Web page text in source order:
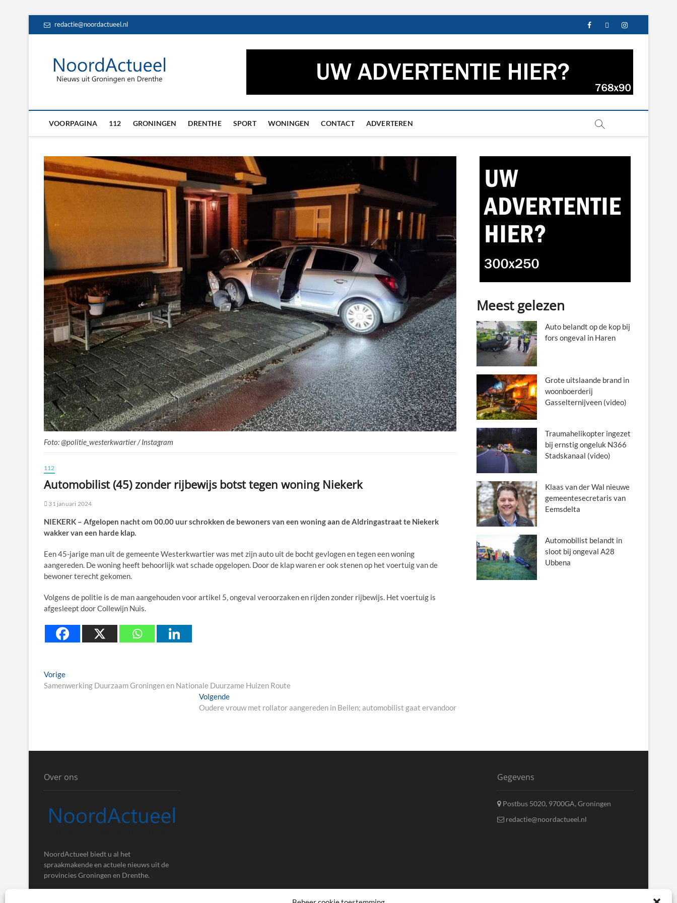
redactie@noordactueel.nl facebooktwitterinstagram
NoordActueel – Het laatste nieuws uit Groningen en
VOORPAGINA 112 GRONINGEN DRENTHE SPORT WONINGEN CONTACT ADVERTEREN
Foto: @politie_westerkwartier / Instagram
112
Automobilist (45) zonder rijbewijs botst tegen woning Niekerk
31 januari 2024
NIEKERK – Afgelopen nacht om 00.00 uur schrokken de bewoners van een woning aan de Aldringastraat te Niekerk
wakker van een harde klap.
Een 45-jarige man uit de gemeente Westerkwartier was met zijn auto uit de bocht gevlogen en tegen een woning
aangereden. De woning heeft behoorlijk wat schade opgelopen. Door de klap waren er ook stenen op het voertuig van de
bewoner terecht gekomen.
Volgens de politie is de man aangehouden voor artikel 5, ongeval veroorzaken en rijden zonder rijbewijs. Het voertuig is
afgesleept door Collewijn Nuis.
Berichtnavigatie
VorigePrevious
post:
Samenwerking Duurzaam Groningen en Nationale Duurzame Huizen Route
VolgendeNext
post:
Oudere vrouw met rollator aangereden in Beilen; automobilist gaat ervandoor
Meest gelezen
Auto belandt op de kop bij
fors ongeval in Haren
Grote uitslaande brand in
woonboerderij
Gasselternijveen (video)
Traumahelikopter ingezet
bij ernstig ongeluk N366
Stadskanaal (video)
Klaas van der Wal nieuwe
gemeentesecretaris van
Eemsdelta
Automobilist belandt in
sloot bij ongeval A28
Ubbena
Over ons
NoordActueel biedt u al het
spraakmakende en actuele nieuws uit de
provincies Groningen en Drenthe.
Gegevens
Postbus 5020, 9700GA, Groningen
redactie@noordactueel.nl